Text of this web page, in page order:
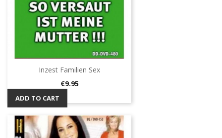
Inzest Familien Sex
Price
€9.95
ADD TO CART